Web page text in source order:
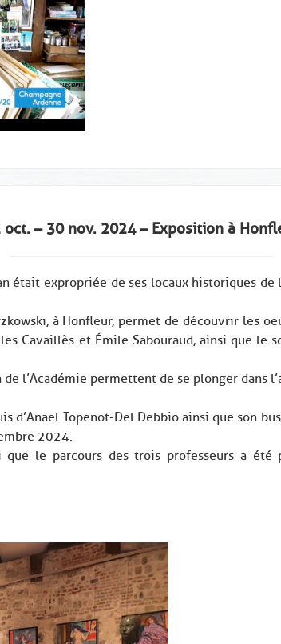
oct. – 30 nov. 2024 – Exposition à
était expropriée de ses locaux historiques de
à Honfleur, permet de découvrir les
Cavaillès et Émile Sabouraud, ainsi que le
l’Académie permettent de se plonger dans
d’Anael Topenot-Del Debbio ainsi que son
2024.
que le parcours des trois professeurs a été